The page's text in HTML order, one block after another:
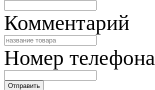
Комментарий
Номер телефона
Отправить